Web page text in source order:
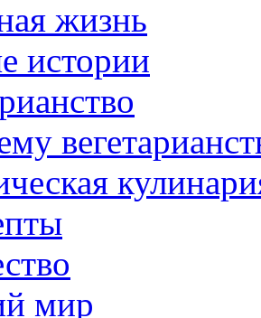
жизнь
истории
мир